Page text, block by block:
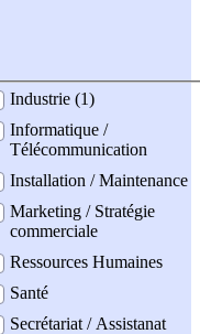
Industrie (1)
Informatique /
Télécommunication
Installation / Maintenance
Marketing / Stratégie
commerciale
Ressources Humaines
Santé
Secrétariat / Assistanat